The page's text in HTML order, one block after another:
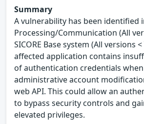
Summary
A vulnerability has been identified
Processing/Communication (All
SICORE Base system (All versions
affected application contains
of authentication credentials
administrative account
web API. This could allow an
to bypass security controls and
elevated privileges.